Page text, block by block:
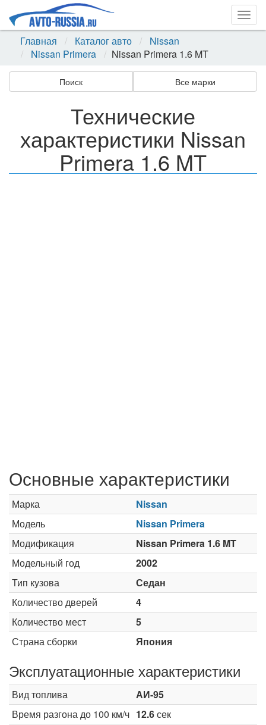
Главная
Каталог авто
Nissan
Nissan Primera
Nissan Primera 1.6 MT
Поиск Все марки
Технические
характеристики Nissan
Primera 1.6 MT
Основные характеристики
Марка
Nissan
Модель
Nissan Primera
Модификация
Nissan Primera 1.6 MT
Модельный год
2002
Тип кузова
Седан
Количество дверей
4
Количество мест
5
Страна сборки
Япония
Эксплуатационные характеристики
Вид топлива
АИ-95
Время разгона до 100 км/ч 12.6сек